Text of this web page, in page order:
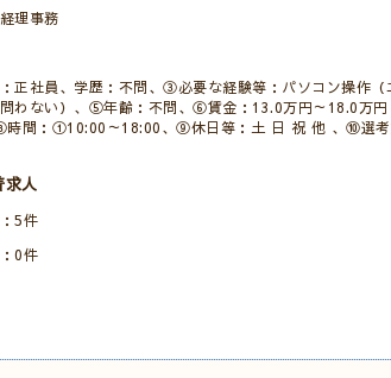
事務
正社員、学歴：不問、③必要な経験等：パソコン操作
わない）、⑤年齢：不問、⑥賃金：13.0万円～18.0万
間：①10:00～18:00、⑨休日等：土 日 祝 他 、⑩選考
求人
5件
0件